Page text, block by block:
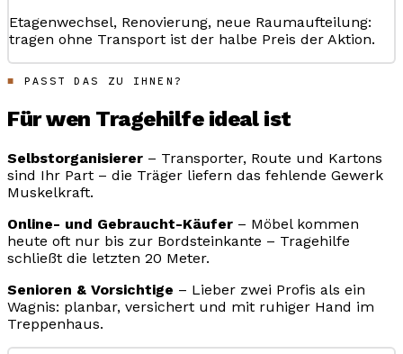
Etagenwechsel, Renovierung, neue Raumaufteilung:
tragen ohne Transport ist der halbe Preis der Aktion.
PASST DAS ZU IHNEN?
Für wen Tragehilfe ideal ist
Selbstorganisierer – Transporter, Route und Kartons
sind Ihr Part – die Träger liefern das fehlende Gewerk
Muskelkraft.
Online- und Gebraucht-Käufer – Möbel kommen
heute oft nur bis zur Bordsteinkante – Tragehilfe
schließt die letzten 20 Meter.
Senioren & Vorsichtige – Lieber zwei Profis als ein
Wagnis: planbar, versichert und mit ruhiger Hand im
Treppenhaus.